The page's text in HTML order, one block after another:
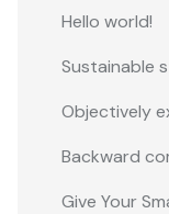
Hello world!
Sustainable
Objectively
Backward
Give Your